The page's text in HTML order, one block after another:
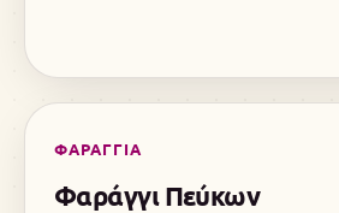
ΦΑΡΑΓΓΙΑ
Φαράγγι Πεύκων